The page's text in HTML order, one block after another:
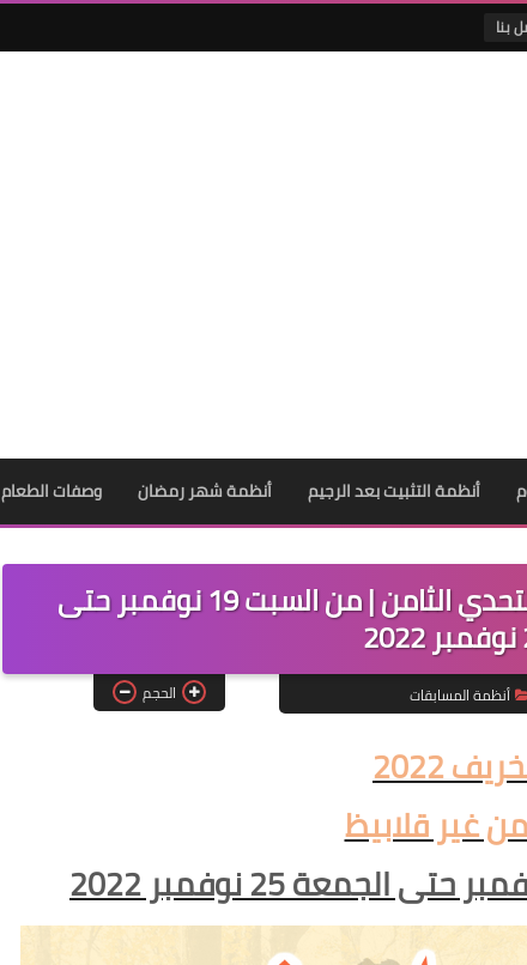
بنا
أنظمة التثبيت بعد الرجيم أنظمة شهر رمضان وصفات الطعام
الرجيم الصاروخي في فصل الخريف | التحدي الثامن | من السبت 19 نوفمبر حتى
أنظمة المسابقات الحجم
2022
غير قلابيظ